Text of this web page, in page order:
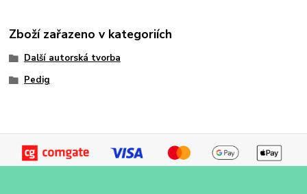
Zboží zařazeno v kategoriích
Další autorská tvorba
Pedig